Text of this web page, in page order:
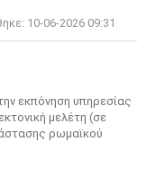
10-06-2026 09:31
εκπόνηση υπηρεσίας
μελέτη (σε
ρωμαϊκού